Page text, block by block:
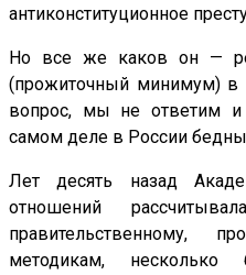
антиконституционное
Но все же каков он —
(прожиточный минимум) в
вопрос, мы не ответим
самом деле в России
Лет десять назад
отношений
правительственному,
методикам,